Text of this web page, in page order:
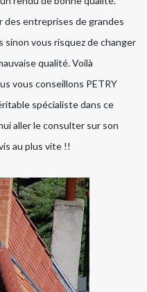
des entreprises de grandes
sinon vous risquez de changer
qualité. Voilà
vous conseillons PETRY
spécialiste dans ce
aller le consulter sur son
au plus vite !!